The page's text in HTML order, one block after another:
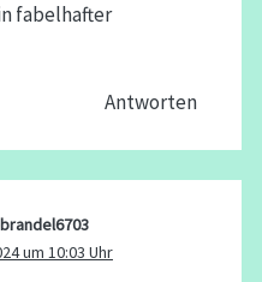
fabelhafter
Antworten
um 10:03 Uhr